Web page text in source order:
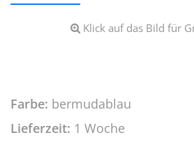
Klick auf das Bild für
Farbe: bermudablau
Lieferzeit: 1 Woche